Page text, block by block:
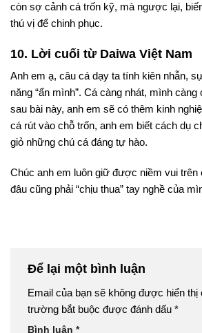
còn sợ cảnh cá trốn kỹ, mà ngược lại,
thú vị để chinh phục.
10. Lời cuối từ Daiwa Việt Nam
Anh em ạ, câu cá dạy ta tính kiên nhẫn,
năng “ẩn mình”. Cá càng nhát, mình
sau bài này, anh em sẽ có thêm kinh
cá rút vào chỗ trốn, anh em biết cách dụ
giỏ những chú cá đáng tự hào.
Chúc anh em luôn giữ được niềm vui trên
đâu cũng phải “chịu thua” tay nghề của
Để lại một bình luận
Email của bạn sẽ không được hiển thị
trường bắt buộc được đánh dấu *
Bình luận *